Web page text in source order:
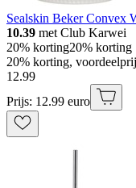
Sealskin Beker Convex
10.39 met Club Karwei
20% korting20% korting
20% korting,
12.99
Prijs: 12.99 euro